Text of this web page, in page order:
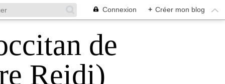
Connexion + Créer mon blog
de
Reidi)